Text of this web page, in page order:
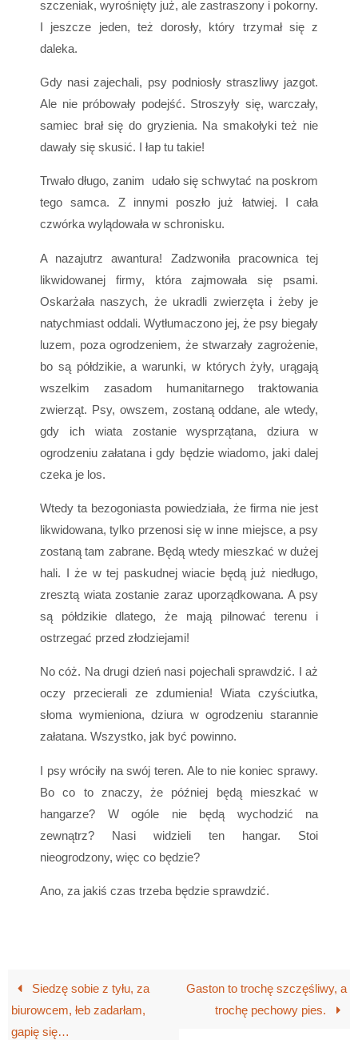
szczeniak, wyrośnięty już, ale zastraszony i pokorny.
I jeszcze jeden, też dorosły, który trzymał się z
daleka.
Gdy nasi zajechali, psy podniosły straszliwy jazgot.
Ale nie próbowały podejść. Stroszyły się, warczały,
samiec brał się do gryzienia. Na smakołyki też nie
dawały się skusić. I łap tu takie!
Trwało długo, zanim udało się schwytać na poskrom
tego samca. Z innymi poszło już łatwiej. I cała
czwórka wylądowała w schronisku.
A nazajutrz awantura! Zadzwoniła pracownica tej
likwidowanej firmy, która zajmowała się psami.
Oskarżała naszych, że ukradli zwierzęta i żeby je
natychmiast oddali. Wytłumaczono jej, że psy biegały
luzem, poza ogrodzeniem, że stwarzały zagrożenie,
bo są półdzikie, a warunki, w których żyły, urągają
wszelkim zasadom humanitarnego traktowania
zwierząt. Psy, owszem, zostaną oddane, ale wtedy,
gdy ich wiata zostanie wysprzątana, dziura w
ogrodzeniu załatana i gdy będzie wiadomo, jaki dalej
czeka je los.
Wtedy ta bezogoniasta powiedziała, że firma nie jest
likwidowana, tylko przenosi się w inne miejsce, a psy
zostaną tam zabrane. Będą wtedy mieszkać w dużej
hali. I że w tej paskudnej wiacie będą już niedługo,
zresztą wiata zostanie zaraz uporządkowana. A psy
są półdzikie dlatego, że mają pilnować terenu i
ostrzegać przed złodziejami!
No cóż. Na drugi dzień nasi pojechali sprawdzić. I aż
oczy przecierali ze zdumienia! Wiata czyściutka,
słoma wymieniona, dziura w ogrodzeniu starannie
załatana. Wszystko, jak być powinno.
I psy wróciły na swój teren. Ale to nie koniec sprawy.
Bo co to znaczy, że później będą mieszkać w
hangarze? W ogóle nie będą wychodzić na
zewnątrz? Nasi widzieli ten hangar. Stoi
nieogrodzony, więc co będzie?
Ano, za jakiś czas trzeba będzie sprawdzić.
Siedzę sobie z tyłu, za
biurowcem, łeb zadarłam,
gapię się…
Gaston to trochę szczęśliwy, a
trochę pechowy pies.